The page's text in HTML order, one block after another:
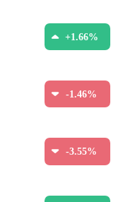
+1.66%
-1.46%
-3.55%